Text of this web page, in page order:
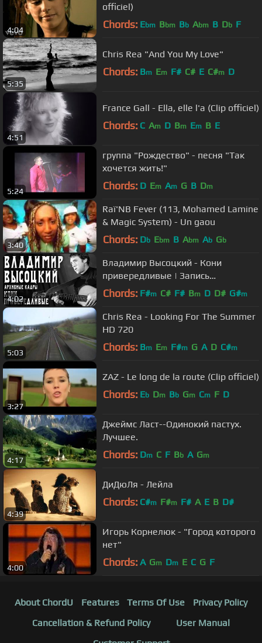
4:04
officiel)
Chords: Ebm Bbm Bb Abm B Db F
5:35
Chris Rea "And You My Love"
Chords: Bm Em F# C# E C#m D
4:51
France Gall - Ella, elle l'a (Clip officiel)
Chords: C Am D Bm Em B E
5:24
группа "Рождество" - песня "Так
хочется жить!"
Chords: D Em Am G B Dm
3:40
Raï'NB Fever (113, Mohamed Lamine
& Magic System) - Un gaou
Chords: Db Ebm B Abm Ab Gb
4:02
Владимир Высоцкий - Кони
привередливые | Запись
выступления
Chords: F#m C# F# Bm D D# G#m
5:03
Chris Rea - Looking For The Summer
HD 720
Chords: Bm Em F#m G A D C#m
3:27
ZAZ - Le long de la route (Clip officiel)
Chords: Eb Dm Bb Gm Cm F D
4:17
Джеймс Ласт--Одинокий пастух.
Лучшее.
Chords: Dm C F Bb A Gm
4:39
ДиДюЛя - Лейла
Chords: C#m F#m F# A E B D#
4:00
Игорь Корнелюк - "Город которого
нет"
Chords: A Gm Dm E C G F
About ChordU Features Terms Of Use
Privacy Policy
Cancellation & Refund Policy
User Manual